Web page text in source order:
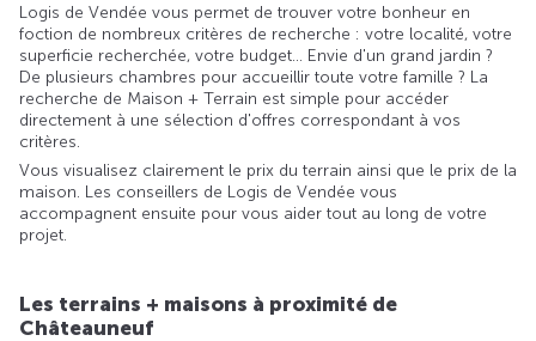
Logis de Vendée vous permet de trouver votre bonheur en
foction de nombreux critères de recherche : votre localité, votre
superficie recherchée, votre budget... Envie d'un grand jardin ?
De plusieurs chambres pour accueillir toute votre famille ? La
recherche de Maison + Terrain est simple pour accéder
directement à une sélection d'offres correspondant à vos
critères.
Vous visualisez clairement le prix du terrain ainsi que le prix de la
maison. Les conseillers de Logis de Vendée vous
accompagnent ensuite pour vous aider tout au long de votre
projet.
Les terrains + maisons à proximité de
Châteauneuf